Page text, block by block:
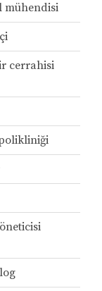
mühendisi
cerrahisi